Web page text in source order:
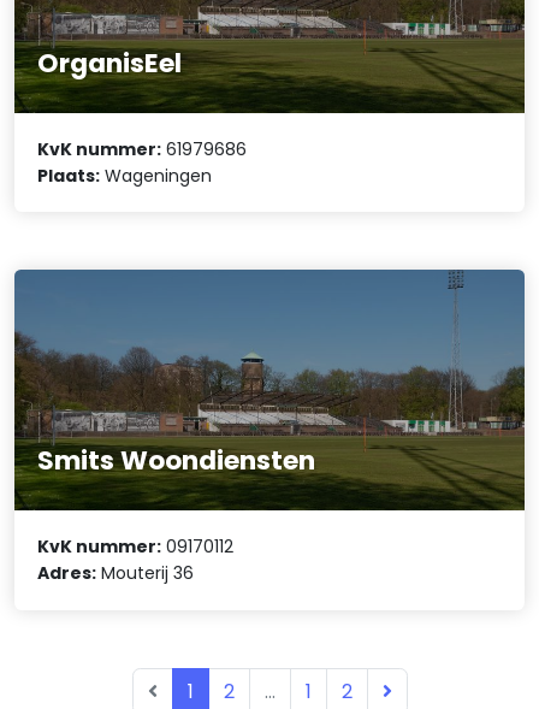
OrganisEel
KvK nummer: 61979686
Plaats: Wageningen
Smits Woondiensten
KvK nummer: 09170112
Adres: Mouterij 36
1 2 ... 1 2